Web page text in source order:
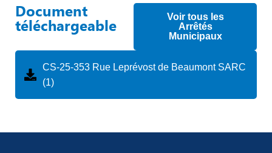
Document
téléchargeable
Voir tous les
Arrêtés
Municipaux
CS-25-353 Rue Leprévost de Beaumont SARC
(1)